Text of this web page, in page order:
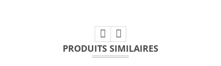
PRODUITS SIMILAIRES